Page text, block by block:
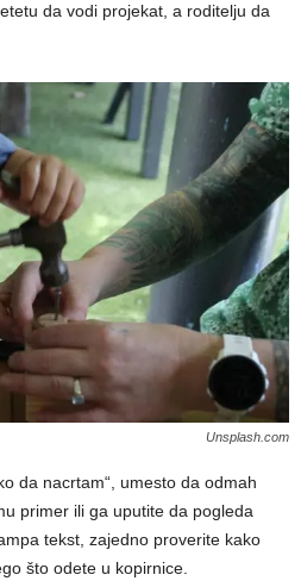
da vodi projekat, a roditelju da
Unsplash.com
da nacrtam“, umesto da odmah
primer ili ga uputite da pogleda
tekst, zajedno proverite kako
što odete u kopirnice.